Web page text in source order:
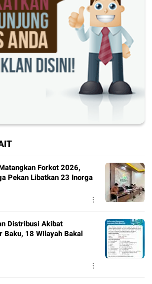
Forkot 2026,
Pekan Libatkan 23 Inorga
Distribusi Akibat
Baku, 18 Wilayah Bakal